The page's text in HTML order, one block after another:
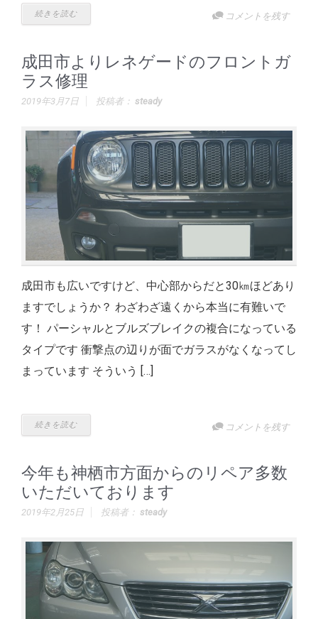
続きを読む コメントを残す
成田市よりレネゲードのフロントガ
ラス修理
2019年3月7日 投稿者： steady
成田市も広いですけど、中心部からだと30㎞ほどあり
ますでしょうか？ わざわざ遠くから本当に有難いで
す！ パーシャルとブルズブレイクの複合になっている
タイプです 衝撃点の辺りが面でガラスがなくなってし
まっています そういう […]
続きを読む コメントを残す
今年も神栖市方面からのリペア多数
いただいております
2019年2月25日 投稿者： steady